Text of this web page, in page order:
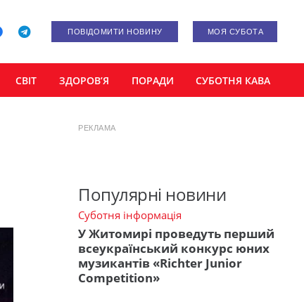
ПОВІДОМИТИ НОВИНУ МОЯ СУБОТА
СВІТ ЗДОРОВ’Я ПОРАДИ СУБОТНЯ КАВА
РЕКЛАМА
Популярні новини
Суботня інформація
У Житомирі проведуть перший
всеукраїнський конкурс юних
музикантів «Richter Junior
Competition»